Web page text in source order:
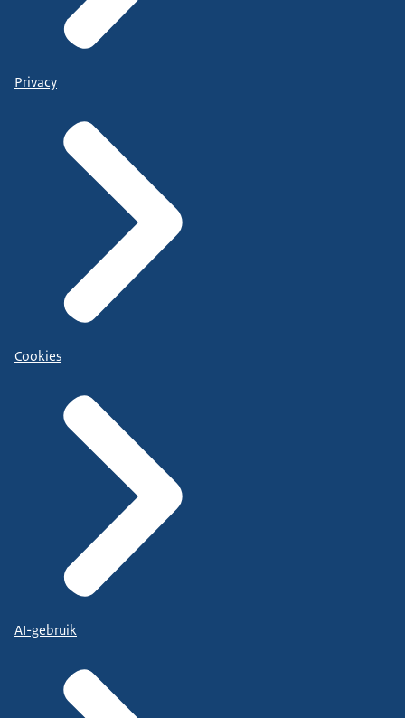
Privacy
Cookies
AI-gebruik